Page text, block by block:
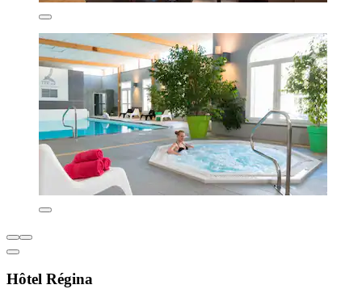
Hôtel Régina